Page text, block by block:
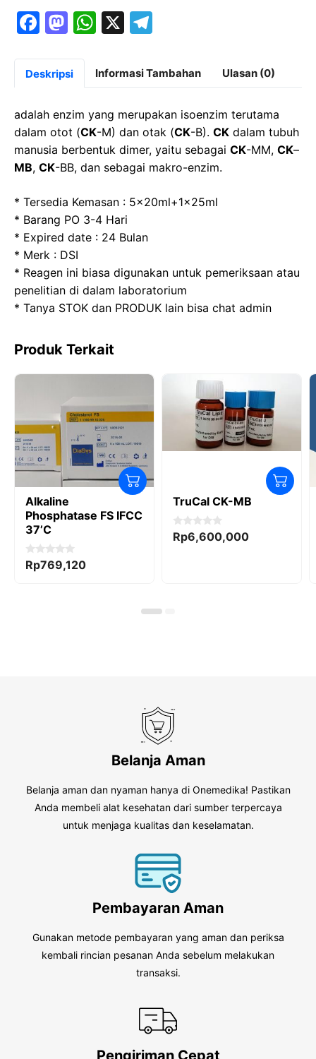
F
c
b
o
o
k
M
st
d
o
n
W
at
s
A
p
p
X
e
gr
a
m
Deskripsi Informasi Tambahan Ulasan (0)
adalah enzim yang merupakan isoenzim terutama
dalam otot (CK-M) dan otak (CK-B). CK dalam tubuh
manusia berbentuk dimer, yaitu sebagai CK-MM, CK–
MB, CK-BB, dan sebagai makro-enzim.
* Tersedia Kemasan : 5x20ml+1x25ml
* Barang PO 3-4 Hari
* Expired date : 24 Bulan
* Merk : DSI
* Reagen ini biasa digunakan untuk pemeriksaan atau
penelitian di dalam laboratorium
* Tanya STOK dan PRODUK lain bisa chat admin
Produk Terkait
Alkaline
Phosphatase FS IFCC
37’C
0
o
Rp769,120
TruCal CK-MB
0
o
Rp6,600,000
Belanja Aman
Belanja aman dan nyaman hanya di Onemedika! Pastikan
Anda membeli alat kesehatan dari sumber terpercaya
untuk menjaga kualitas dan keselamatan.
Pembayaran Aman
Gunakan metode pembayaran yang aman dan periksa
kembali rincian pesanan Anda sebelum melakukan
transaksi.
Pengiriman Cepat